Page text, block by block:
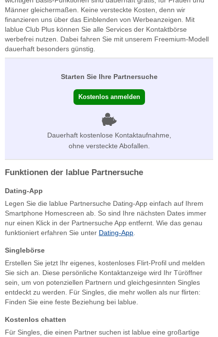
Männer gleichermaßen. Keine versteckte Kosten, denn wir
finanzieren uns über das Einblenden von Werbeanzeigen. Mit
lablue Club Plus können Sie alle Services der Kontaktbörse
werbefrei nutzen. Dabei fahren Sie mit unserem Freemium-Modell
dauerhaft besonders günstig.
Starten Sie Ihre Partnersuche
Kostenlos anmelden
Dauerhaft kostenlose Kontaktaufnahme,
ohne versteckte Abofallen.
Funktionen der lablue Partnersuche
Dating-App
Legen Sie die lablue Partnersuche Dating-App einfach auf Ihrem
Smartphone Homescreen ab. So sind Ihre nächsten Dates immer
nur einen Klick in der Partnersuche App entfernt. Wie das genau
funktioniert erfahren Sie unter Dating-App
Singlebörse
Erstellen Sie jetzt Ihr eigenes, kostenloses Flirt-Profil und melden
Sie sich an. Diese persönliche Kontaktanzeige wird Ihr Türöffner
sein, um von potenziellen Partnern und gleichgesinnten Singles
entdeckt zu werden. Für Singles, die mehr wollen als nur flirten:
Finden Sie eine feste Beziehung bei lablue.
Kostenlos chatten
Für Singles, die einen Partner suchen ist lablue eine großartige